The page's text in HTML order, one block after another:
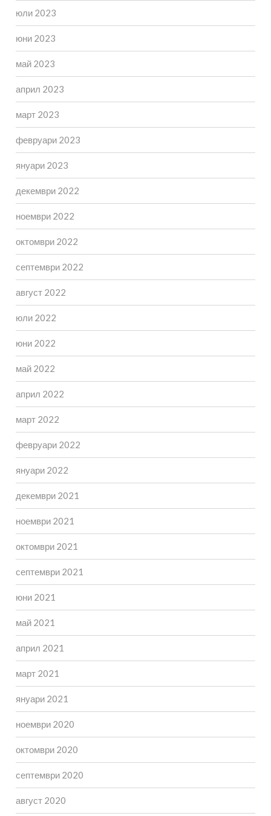
юли 2023
юни 2023
май 2023
април 2023
март 2023
февруари 2023
януари 2023
декември 2022
ноември 2022
октомври 2022
септември 2022
август 2022
юли 2022
юни 2022
май 2022
април 2022
март 2022
февруари 2022
януари 2022
декември 2021
ноември 2021
октомври 2021
септември 2021
юни 2021
май 2021
април 2021
март 2021
януари 2021
ноември 2020
октомври 2020
септември 2020
август 2020